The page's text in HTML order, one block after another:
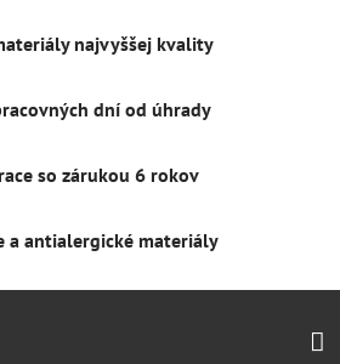
najvyššej kvality
dní od úhrady
so zárukou 6 rokov
a antialergické materiály